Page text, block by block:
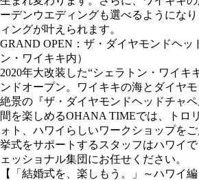
ーデンウエディングも選べるようにな
ィングが叶えられます。
GRAND OPEN：ザ・ダイヤモンドヘッ
ン・ワイキキ内）
2020年大改装した“シェラトン・ワイキ
ンドオープン。ワイキキの海とダイヤ
絶景の『ザ・ダイヤモンドヘッドチャ
間を楽しめるOHANA TIMEでは、トロ
ォト、ハワイらしいワークショップを
挙式をサポートするスタッフはハワイ
ェッショナル集団にお任せください。
【「結婚式を、楽しもう。」～ハワイ編